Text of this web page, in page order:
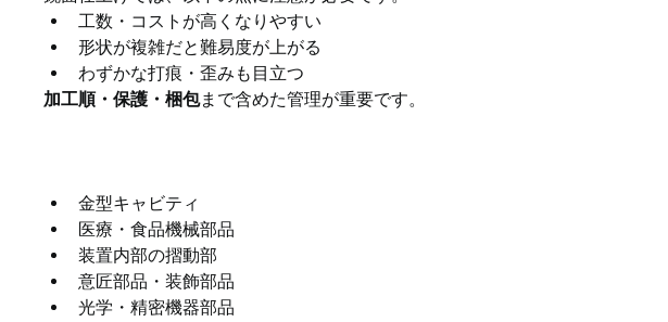
工数・コストが高くなりやすい
形状が複雑だと難易度が上がる
わずかな打痕・歪みも目立つ
加工順・保護・梱包まで含めた管理が重要です。
金型キャビティ
医療・食品機械部品
装置内部の摺動部
意匠部品・装飾部品
光学・精密機器部品